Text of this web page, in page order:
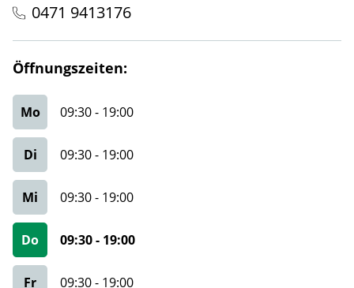
0471 9413176
Öffnungszeiten:
Mo 09:30- 19:00
Di 09:30- 19:00
Mi 09:30- 19:00
Do 09:30- 19:00
Fr 09:30- 19:00